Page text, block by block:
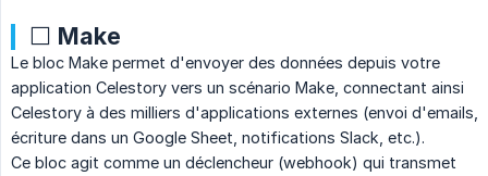
⬜ Make
Le bloc Make permet d'envoyer des données depuis votre
application Celestory vers un scénario Make, connectant ainsi
Celestory à des milliers d'applications externes (envoi d'emails,
écriture dans un Google Sheet, notifications Slack, etc.).
Ce bloc agit comme un déclencheur (webhook) qui transmet